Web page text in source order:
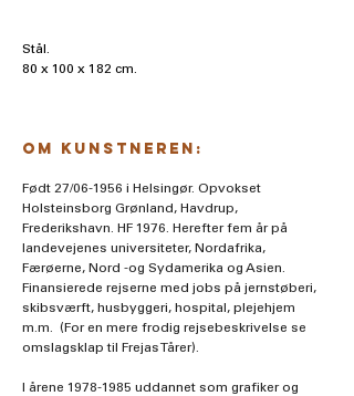
Stål.
80 x 100 x 182 cm.
Om kunstneren:
Født 27/06-1956 i Helsingør. Opvokset
Holsteinsborg Grønland, Havdrup,
Frederikshavn. HF 1976. Herefter fem år på
landevejenes universiteter, Nordafrika,
Færøerne, Nord -og Sydamerika og Asien.
Finansierede rejserne med jobs på jernstøberi,
skibsværft, husbyggeri, hospital, plejehjem
m.m.  (For en mere frodig rejsebeskrivelse se
omslagsklap til Frejas Tårer).
I årene 1978-1985 uddannet som grafiker og